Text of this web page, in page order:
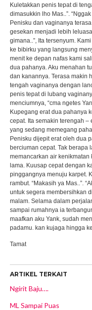
Kuletakkan penis tepat di
dimasukkin lho Mas..”.
Penisku dan vaginanya
gesekan menjadi lebih
gimana..”, Ita tersenyum.
ke bibirku yang langsung
menit ke depan nafas kami
dua pahanya. Aku menahan
dan kanannya. Terasa makin
tengah vaginanya dengan
penis tepat di lubang
menciumnya, “cma ngetes
Kupegang erat dua pahanya
cepat. Ita semakin terengah –
yang sedang memegang
Penisku dijepit erat oleh dua
berciuman cepat. Tak berapa
memancarkan air kenikmatan
lama. Kuusap cepat dengan
pinggangnya menuju karpet.
rambut. “Makasih ya Mas..”.
untuk segera membersihkan
malam. Selama dalam
sampai rumahnya ia
maafkan aku Yank, sudah
padamu. kan kujaga hingga
Tamat
ARTIKEL TERKAIT
Ngirit Baju….
ML Sampai Puas